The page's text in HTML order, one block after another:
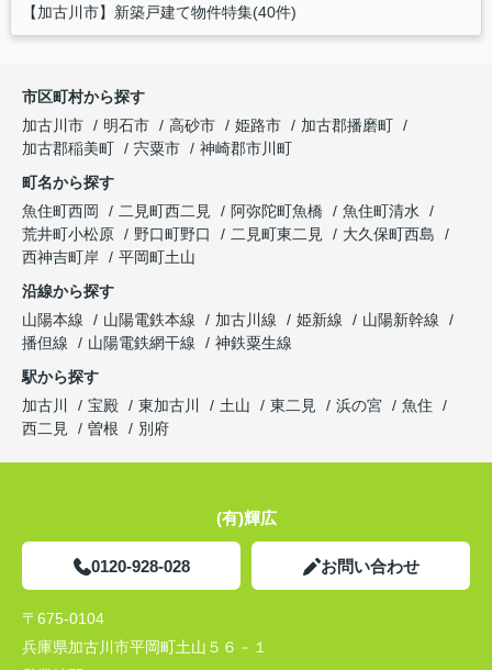
【加古川市】新築戸建て物件特集(40件)
市区町村から探す
加古川市
明石市 高砂市 姫路市
加古郡播磨町
加古郡稲美町
宍粟市
神崎郡市川町
町名から探す
魚住町西岡
二見町西二見 阿弥陀町魚橋
魚住町清水
荒井町小松原
野口町野口 二見町東二見
大久保町西島
西神吉町岸
平岡町土山
沿線から探す
山陽本線
山陽電鉄本線 加古川線 姫新線
山陽新幹線
播但線
山陽電鉄網干線
神鉄粟生線
駅から探す
加古川
宝殿 東加古川 土山 東二見 浜の宮
魚住
西二見
曽根 別府
(有)輝広
0120-928-028 お問い合わせ
〒675-0104
兵庫県加古川市平岡町土山５６－１